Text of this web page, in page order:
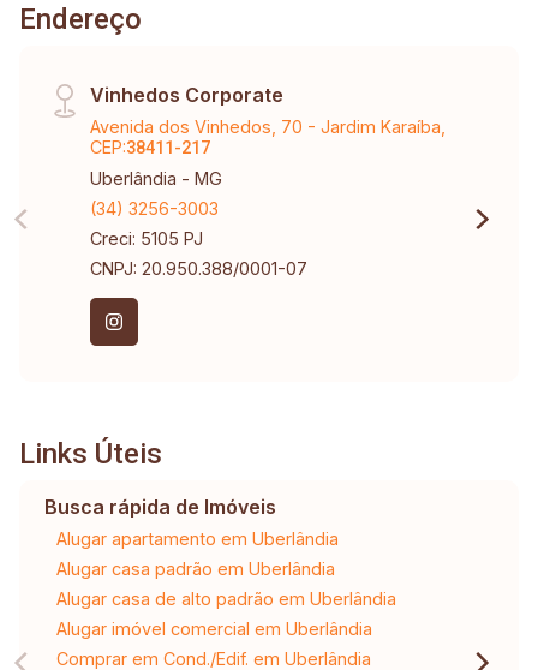
Endereço
Vinhedos Corporate
Avenida dos Vinhedos, 70 - Jardim Karaíba,
CEP:38411-217
Uberlândia - MG
(34) 3256-3003
Creci: 5105 PJ
CNPJ: 20.950.388/0001-07
Links Úteis
Busca rápida de Imóveis
Alugar apartamento em Uberlândia
Alugar casa padrão em Uberlândia
Alugar casa de alto padrão em Uberlândia
Alugar imóvel comercial em Uberlândia
Comprar em Cond./Edif. em Uberlândia